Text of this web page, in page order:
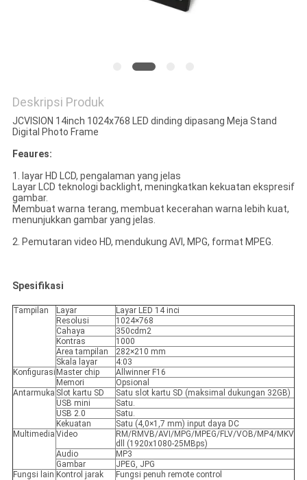
Deskripsi Produk
JCVISION 14inch 1024x768 LED dinding dipasang Meja Stand
Digital Photo Frame
Feaures:
1. layar HD LCD, pengalaman yang jelas
Layar LCD teknologi backlight, meningkatkan kekuatan ekspresif
gambar.
Membuat warna terang, membuat kecerahan warna lebih kuat,
menunjukkan gambar yang jelas.
2. Pemutaran video HD, mendukung AVI, MPG, format MPEG.
Spesifikasi
Tampilan Layar
Layar LED 14 inci
Resolusi
1024×768
Cahaya
350cdm2
Kontras
1000
Area tampilan
282×210 mm
Skala layar
4:03
Konfigurasi Master chip
Allwinner F16
Memori
Opsional
Antarmuka Slot kartu SD
Satu slot kartu SD (maksimal dukungan 32GB)
USB mini
Satu.
USB 2.0
Satu.
Kekuatan
Satu (4,0×1,7 mm) input daya DC
Multimedia Video
RM/RMVB/AVI/MPG/MPEG/FLV/VOB/MP4/MKV
dll (1920x1080-25MBps)
Audio
MP3
Gambar
JPEG, JPG
Fungsi lain Kontrol jarak
Fungsi penuh remote control